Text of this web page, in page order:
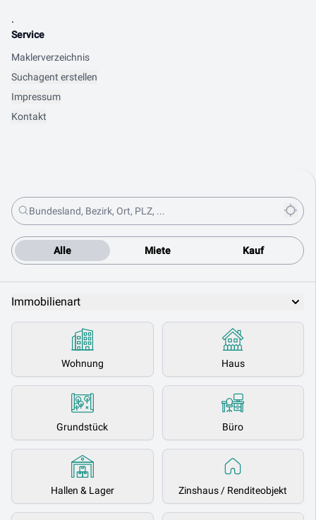
Alle Miete Kauf
Immobilienart
Wohnung Haus
Grundstück Büro
Hallen & Lager Zinshaus / Renditeobjekt
.
Service
Maklerverzeichnis
Suchagent erstellen
Impressum
Kontakt